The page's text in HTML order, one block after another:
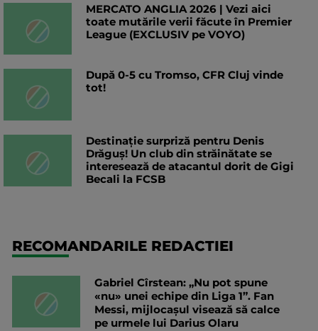
MERCATO ANGLIA 2026 | Vezi aici
toate mutările verii făcute în Premier
League (EXCLUSIV pe VOYO)
După 0-5 cu Tromso, CFR Cluj vinde
tot!
Destinație surpriză pentru Denis
Drăguș! Un club din străinătate se
interesează de atacantul dorit de Gigi
Becali la FCSB
RECOMANDARILE REDACTIEI
Gabriel Cîrstean: „Nu pot spune
«nu» unei echipe din Liga 1”. Fan
Messi, mijlocașul visează să calce
pe urmele lui Darius Olaru